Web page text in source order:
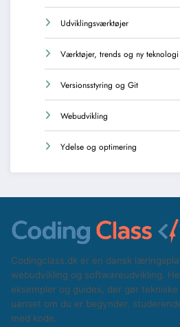
Udviklingsværktøjer
Værktøjer, trends og ny teknologi
Versionsstyring og Git
Webudvikling
Ydelse og optimering
Codingclass.dk er en dansk
webudvikling og softwareudvikling.
eksempler og guides, der gør
uanset om du er begynder,
med kode.